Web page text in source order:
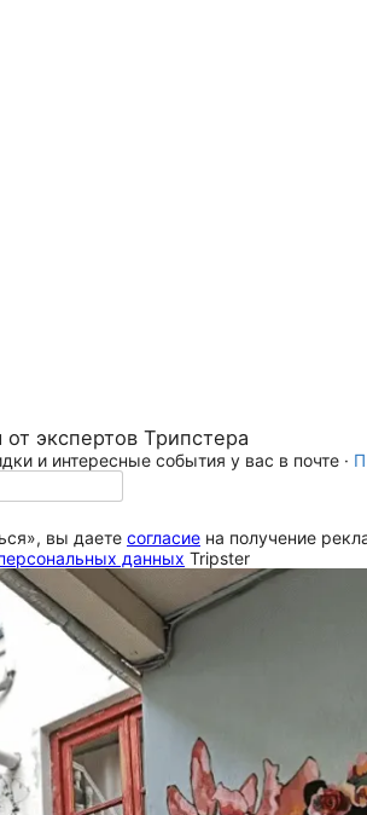
экспертов Трипстера
и интересные события у вас в почте ·
вы даете согласие на получение
данных Tripster